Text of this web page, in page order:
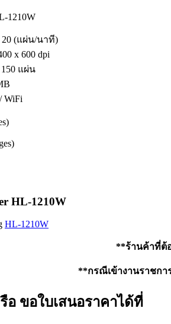
1210W
20 (แผ่น/นาที)
x 600 dpi
แผ่น
WiFi
HL-1210W
HL-1210W
**ร้านค้าที่ต้
**กรณีเข้างานราชกา
ขอใบเสนอราคาได้ที่